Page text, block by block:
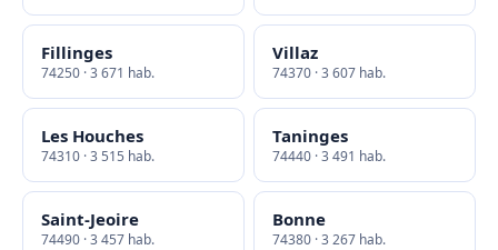
Fillinges
74250 · 3 671 hab.
Villaz
74370 · 3 607 hab.
Les Houches
74310 · 3 515 hab.
Taninges
74440 · 3 491 hab.
Saint-Jeoire
74490 · 3 457 hab.
Bonne
74380 · 3 267 hab.